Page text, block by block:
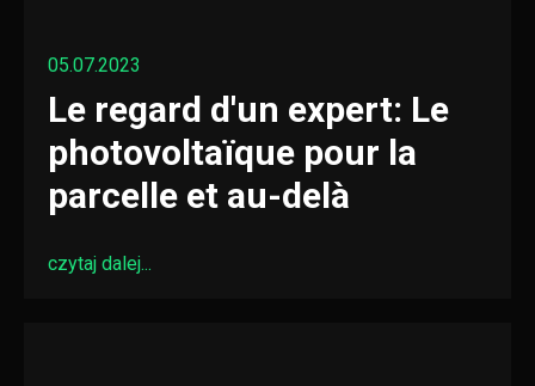
05.07.2023
Le regard d'un expert: Le
photovoltaïque pour la
parcelle et au-delà
czytaj dalej...